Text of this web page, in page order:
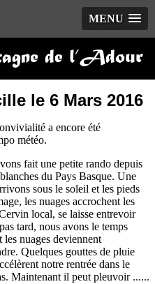
MENU
de l’Adour
le 6 Mars 2016
a encore été
météo.
fait une petite rando depuis
du Pays Basque. Une
sous le soleil et les pieds
les nuages accrochent les
local, se laisse entrevoir
tard, nous avons le temps
les nuages deviennent
Quelques gouttes de pluie
notre rentrée dans le
Maintenant il peut pleuvoir ......